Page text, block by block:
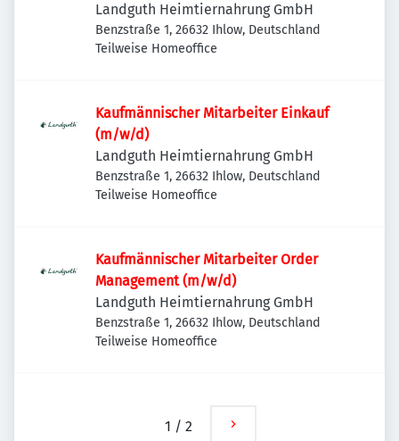
Landguth Heimtiernahrung GmbH
Benzstraße 1, 26632 Ihlow, Deutschland
Teilweise Homeoffice
Kaufmännischer Mitarbeiter Einkauf
(m/w/d)
Landguth Heimtiernahrung GmbH
Benzstraße 1, 26632 Ihlow, Deutschland
Teilweise Homeoffice
Kaufmännischer Mitarbeiter Order
Management (m/w/d)
Landguth Heimtiernahrung GmbH
Benzstraße 1, 26632 Ihlow, Deutschland
Teilweise Homeoffice
1 / 2